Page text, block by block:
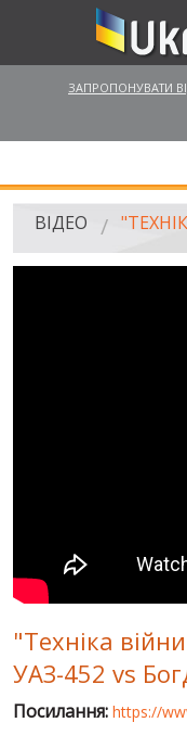
ЗАПРОПОНУВАТИ
ГОЛОВНА
ПУБЛІЧНІ ЛЮДИ
РОСІЙСЬКО-УКРАЇНСЬКА
"WINTER ON FIRE"
ХРОНОЛОГІЯ ЄВРОМАЙДАНУ
ВІДЕО
"Техніка
УАЗ-452 vs
Посилання: https://